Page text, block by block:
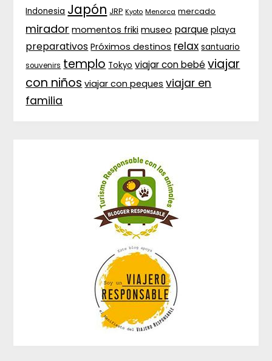
Indonesia Japón JRP Kyoto Menorca mercado
mirador momentos friki museo parque playa
preparativos Próximos destinos relax santuario
souvenirs templo Tokyo viajar con bebé viajar
con niños viajar con peques viajar en
familia